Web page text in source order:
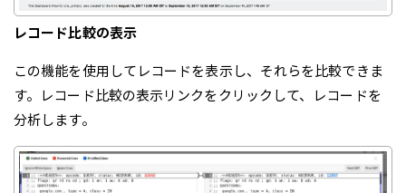
レコード比較の表示
この機能を使用してレコードを表示し、それらを比較できま
す。レコード比較の表示リンクをクリックして、レコードを
分析します。